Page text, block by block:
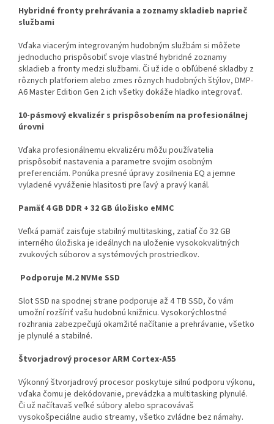
Hybridné fronty prehrávania a zoznamy skladieb naprieč
službami
Vďaka viacerým integrovaným hudobným službám si môžete
jednoducho prispôsobiť svoje vlastné hybridné zoznamy
skladieb a fronty medzi službami. Či už ide o obľúbené skladby z
rôznych platforiem alebo zmes rôznych hudobných štýlov, DMP-
A6 Master Edition Gen 2 ich všetky dokáže hladko integrovať.
10-pásmový ekvalizér s prispôsobením na profesionálnej
úrovni
Vďaka profesionálnemu ekvalizéru môžu používatelia
prispôsobiť nastavenia a parametre svojim osobným
preferenciám. Ponúka presné úpravy zosilnenia EQ a jemne
vyladené vyváženie hlasitosti pre ľavý a pravý kanál.
Pamäť 4 GB DDR + 32 GB úložisko eMMC
Veľká pamäť zaisťuje stabilný multitasking, zatiaľ čo 32 GB
interného úložiska je ideálnych na uloženie vysokokvalitných
zvukových súborov a systémových prostriedkov.
Podporuje M.2 NVMe SSD
Slot SSD na spodnej strane podporuje až 4 TB SSD, čo vám
umožní rozšíriť vašu hudobnú knižnicu. Vysokorýchlostné
rozhrania zabezpečujú okamžité načítanie a prehrávanie, všetko
je plynulé a stabilné.
Štvorjadrový procesor ARM Cortex-A55
Výkonný štvorjadrový procesor poskytuje silnú podporu výkonu,
vďaka čomu je dekódovanie, prevádzka a multitasking plynulé.
Či už načítavaš veľké súbory alebo spracovávaš
vysokošpeciálne audio streamy, všetko zvládne bez námahy.